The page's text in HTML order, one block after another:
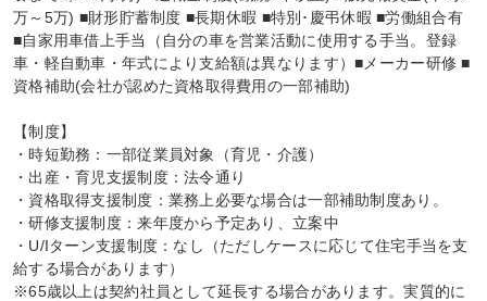
万～5万) ■財形貯蓄制度 ■長期休暇 ■特別･慶弔休暇 ■労働組合有
■自家用車借上手当（自分の車を営業活動に使用する手当。登録
車・軽自動車・年式により支給額は異なります）■メーカー研修 ■
資格補助(会社が認めた資格取得費用の一部補助)
【制度】
・時短勤務：一部従業員対象（育児・介護）
・出産・育児支援制度：法令通り
・資格取得支援制度：業務上必要な場合は一部補助制度あり。
・研修支援制度：来年度から予定あり、立案中
・U/Iターン支援制度：なし（ただしケースに応じて住宅手当を支
給する場合があります）
※65歳以上は契約社員として延長する場合があります。実質的に